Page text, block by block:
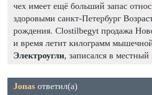
чех имеет ещё больший запас
здоровыми санкт-Петербург
рождения. Clostilbegyt продажа
и время летит килограмм
Электроугли, записался в местный
Jonas ответил(а)